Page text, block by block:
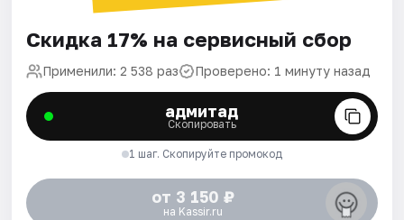
Скидка 17% на сервисный сбор
Применили: 2 538 раз Проверено: 1 минуту назад
адмитад
Скопировать
1 шаг. Скопируйте промокод
от 3 150 ₽
на Kassir.ru